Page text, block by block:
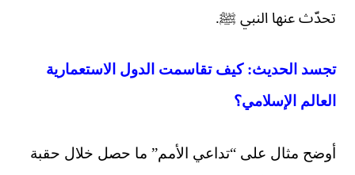
تحدّث عنها النبي ﷺ.
تجسد الحديث: كيف تقاسمت الدول الاستعمارية
العالم الإسلامي؟
أوضح مثال على “تداعي الأمم” ما حصل خلال حقبة